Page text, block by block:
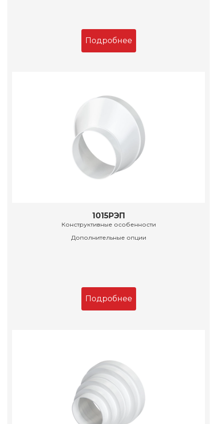
Подробнее
1015РЭП
Конструктивные особенности
Дополнительные опции
Подробнее